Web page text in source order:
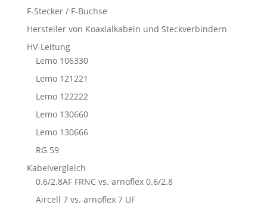
F-Stecker / F-Buchse
Hersteller von Koaxialkabeln und Steckverbindern
HV-Leitung
Lemo 106330
Lemo 121221
Lemo 122222
Lemo 130660
Lemo 130666
RG 59
Kabelvergleich
0.6/2.8AF FRNC vs. arnoflex 0.6/2.8
Aircell 7 vs. arnoflex 7 UF